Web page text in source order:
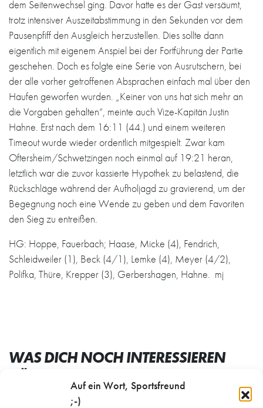
Auf ein Wort, Sportsfreund
;-)
dem Seitenwechsel ging. Davor hatte es der Gast versäumt,
trotz intensiver Auszeitabstimmung in den Sekunden vor dem
Pausenpfiff den Ausgleich herzustellen. Dies sollte dann
eigentlich mit eigenem Anspiel bei der Fortführung der Partie
geschehen. Doch es folgte eine Serie von Ausrutschern, bei
der alle vorher getroffenen Absprachen einfach mal über den
Haufen geworfen wurden. „Keiner von uns hat sich mehr an
die Vorgaben gehalten“, meinte auch Vize-Kapitän Justin
Hahne. Erst nach dem 16:11 (44.) und einem weiteren
Timeout wurde wieder ordentlich mitgespielt. Zwar kam
Oftersheim/Schwetzingen noch einmal auf 19:21 heran,
letztlich war die zuvor kassierte Hypothek zu belastend, die
Rückschläge während der Aufholjagd zu gravierend, um der
Begegnung noch eine Wende zu geben und dem Favoriten
den Sieg zu entreißen.
HG: Hoppe, Fauerbach; Haase, Micke (4), Fendrich,
Schleidweiler (1), Beck (4/1), Lemke (4), Meyer (4/2),
Polifka, Thüre, Krepper (3), Gerbershagen, Hahne. mj
WAS DICH NOCH INTERESSIEREN